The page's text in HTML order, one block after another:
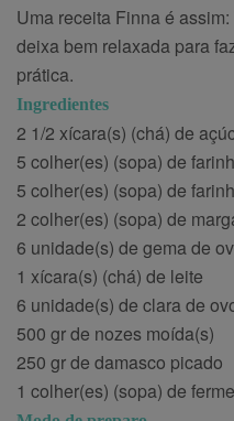
Uma receita Finna é
deixa bem relaxada para
prática.
Ingredientes
2 1/2 xícara(s) (chá) de
5 colher(es) (sopa) de
5 colher(es) (sopa) de
2 colher(es) (sopa) de
6 unidade(s) de gema de
1 xícara(s) (chá) de leite
6 unidade(s) de clara de
500 gr de nozes moída(s)
250 gr de damasco picado
1 colher(es) (sopa) de